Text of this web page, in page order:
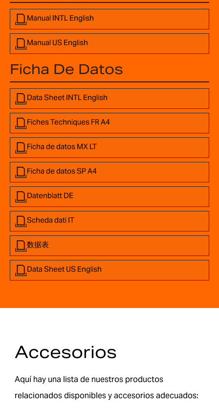
Manual INTL English
Manual US English
Ficha De Datos
Data Sheet INTL English
Fiches Techniques FR A4
Ficha de datos MX LT
Ficha de datos SP A4
Datenblatt DE
Scheda dati IT
数据表
Data Sheet US English
Accesorios
Aquí hay una lista de nuestros productos
relacionados disponibles y accesorios adecuados: